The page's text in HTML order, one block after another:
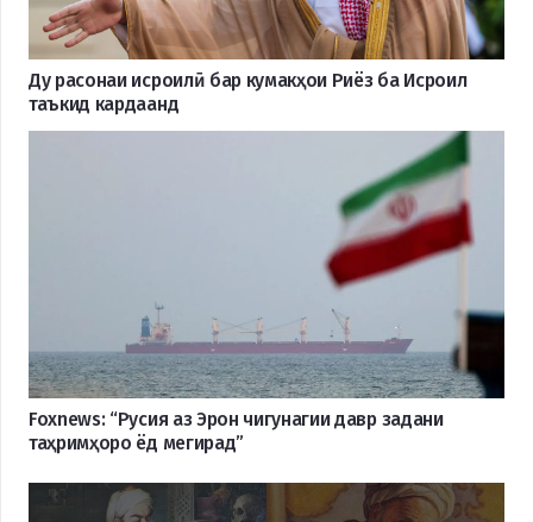
Ду расонаи исроилӣ бар кумакҳои Риёз ба Исроил
таъкид кардаанд
Foxnews: “Русия аз Эрон чигунагии давр задани
таҳримҳоро ёд мегирад”